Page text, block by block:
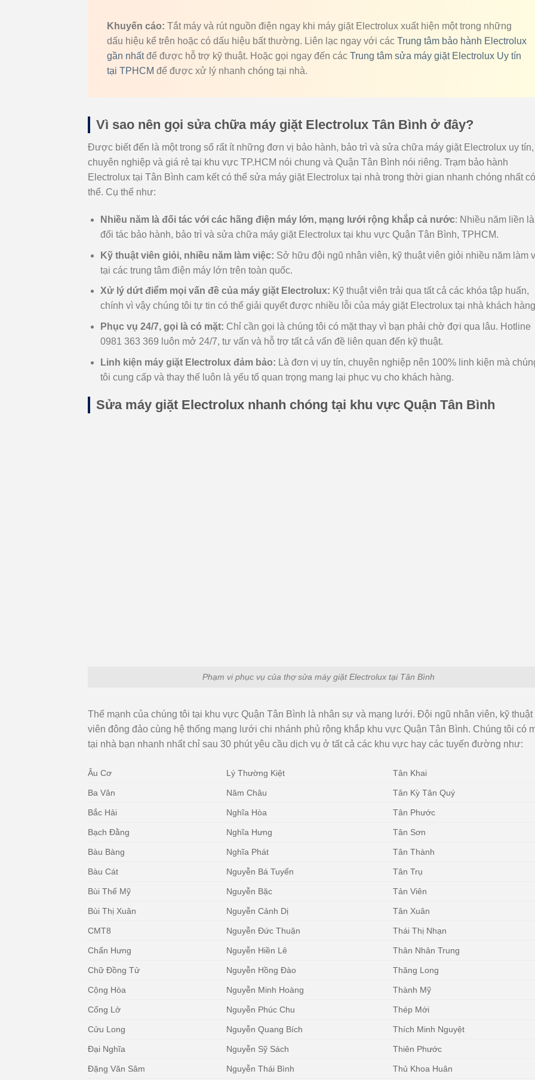
Khuyến cáo: Tắt máy và rút nguồn điện ngay khi máy giặt Electrolux xuất hiện một trong những
dấu hiệu kể trên hoặc có dấu hiệu bất thường. Liên lạc ngay với các Trung tâm bảo hành Electrolux
gần nhấtđể được hỗ trợ kỹ thuật. Hoặc gọi ngay đến các Trung tâm sửa máy giặt Electrolux Uy tín
tại TPHCM để được xử lý nhanh chóng tại nhà.
Vì sao nên gọi sửa chữa máy giặt Electrolux Tân Bình ở đây?
Được biết đến là một trong số rất ít những đơn vị bảo hành, bảo trì và sửa chữa máy giặt Electrolux uy tín,
chuyên nghiệp và giá rẻ tại khu vực TP.HCM nói chung và Quận Tân Bình nói riêng. Trạm bảo hành
Electrolux tại Tân Bình cam kết có thể sửa máy giặt Electrolux tại nhà trong thời gian nhanh chóng nhất có
thể. Cụ thể như:
Nhiều năm là đối tác với các hãng điện máy lớn, mạng lưới rộng khắp cả nước: Nhiều năm liền là
đối tác bảo hành, bảo trì và sửa chữa máy giặt Electrolux tại khu vực Quận Tân Bình, TPHCM.
Kỹ thuật viên giỏi, nhiều năm làm việc: Sở hữu đội ngũ nhân viên, kỹ thuật viên giỏi nhiều năm làm
tại các trung tâm điện máy lớn trên toàn quốc.
Xử lý dứt điểm mọi vấn đề của máy giặt Electrolux: Kỹ thuật viên trải qua tất cả các khóa tập huấn,
chính vì vậy chúng tôi tự tin có thể giải quyết được nhiều lỗi của máy giặt Electrolux tại nhà khách
Phục vụ 24/7, gọi là có mặt: Chỉ cần gọi là chúng tôi có mặt thay vì bạn phải chờ đợi qua lâu. Hotline
0981 363 369 luôn mở 24/7, tư vấn và hỗ trợ tất cả vấn đề liên quan đến kỹ thuật.
Linh kiện máy giặt Electrolux đảm bảo: Là đơn vị uy tín, chuyên nghiệp nên 100% linh kiện mà
tôi cung cấp và thay thế luôn là yếu tố quan trọng mang lại phục vụ cho khách hàng.
Sửa máy giặt Electrolux nhanh chóng tại khu vực Quận Tân Bình
Phạm vi phục vụ của thợ sửa máy giặt Electrolux tại Tân Bình
Thế mạnh của chúng tôi tại khu vực Quận Tân Bình là nhân sự và mạng lưới. Đội ngũ nhân viên, kỹ thuật
viên đông đảo cùng hệ thống mạng lưới chi nhánh phủ rộng khắp khu vực Quận Tân Bình. Chúng tôi có
tại nhà bạn nhanh nhất chỉ sau 30 phút yêu cầu dịch vụ ở tất cả các khu vực hay các tuyến đường như:
Âu Cơ Lý Thường Kiệt Tân Khai
Ba Vân Năm Châu Tân Kỳ Tân Quý
Bắc Hải Nghĩa Hòa Tân Phước
Bạch Đằng Nghĩa Hưng Tân Sơn
Bàu Bàng Nghĩa Phát Tân Thành
Bàu Cát Nguyễn Bá Tuyển Tân Trụ
Bùi Thế Mỹ Nguyễn Bặc Tản Viên
Bùi Thị Xuân Nguyễn Cảnh Dị Tân Xuân
CMT8 Nguyễn Đức Thuận Thái Thị Nhạn
Chấn Hưng Nguyễn Hiền Lê Thân Nhân Trung
Chữ Đồng Tử Nguyễn Hồng Đào Thăng Long
Cộng Hòa Nguyễn Minh Hoàng Thành Mỹ
Cống Lở Nguyễn Phúc Chu Thép Mới
Cửu Long Nguyễn Quang Bích Thích Minh Nguyệt
Đại Nghĩa Nguyễn Sỹ Sách Thiên Phước
Đặng Văn Sâm Nguyễn Thái Bình Thủ Khoa Huân